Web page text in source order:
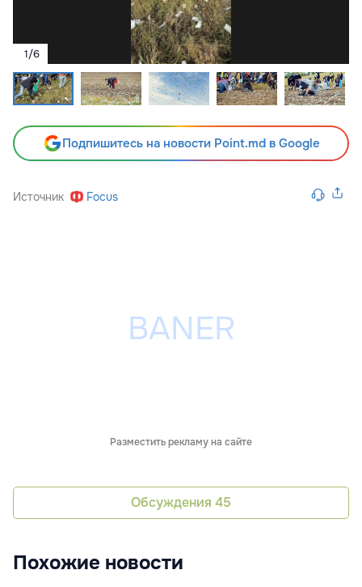
1/6
Подпишитесь на новости Point.md в Google
Источник Focus
Разместить рекламу на сайте
Обсуждения 45
Похожие новости